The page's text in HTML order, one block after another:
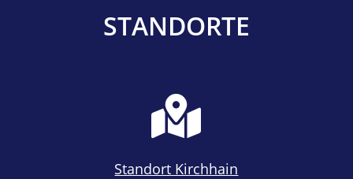
STANDORTE

Standort Kirchhain